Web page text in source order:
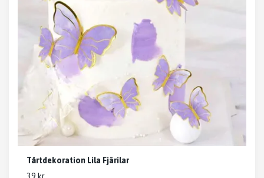
Tårtdekoration Lila Fjärilar